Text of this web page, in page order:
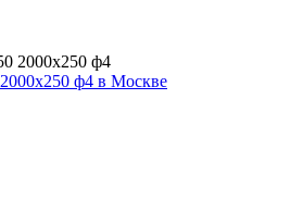
ф4 в Москве